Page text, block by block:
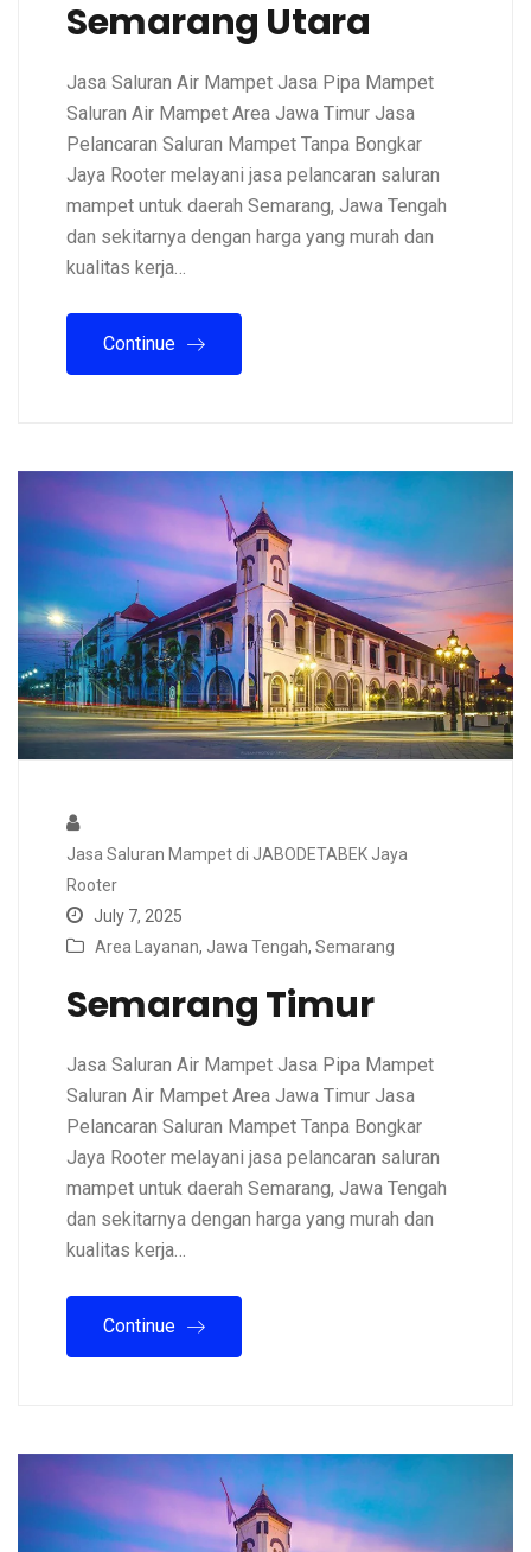
Semarang Utara
Jasa Saluran Air Mampet Jasa Pipa Mampet
Saluran Air Mampet Area Jawa Timur Jasa
Pelancaran Saluran Mampet Tanpa Bongkar
Jaya Rooter melayani jasa pelancaran saluran
mampet untuk daerah Semarang, Jawa Tengah
dan sekitarnya dengan harga yang murah dan
kualitas kerja…
Continue
Jasa Saluran Mampet di JABODETABEK Jaya
Rooter
July 7, 2025
Area Layanan, Jawa Tengah, Semarang
Semarang Timur
Jasa Saluran Air Mampet Jasa Pipa Mampet
Saluran Air Mampet Area Jawa Timur Jasa
Pelancaran Saluran Mampet Tanpa Bongkar
Jaya Rooter melayani jasa pelancaran saluran
mampet untuk daerah Semarang, Jawa Tengah
dan sekitarnya dengan harga yang murah dan
kualitas kerja…
Continue